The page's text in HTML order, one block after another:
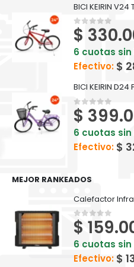
BICI KEIRIN V24
0out of 5
$
6 cuotas
Efectivo: $
BICI KEIRIN D24
0out of 5
$
6 cuotas
Efectivo: $
MEJOR RANKEADOS
Calefactor
0out of 5
$
6 cuotas
Efectivo: $